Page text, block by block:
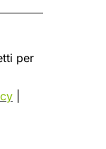
per